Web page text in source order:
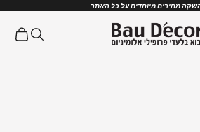
מחירים מיוחדים על כל האתר
Bau חיפושעגלת